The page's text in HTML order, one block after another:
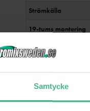
Samtycke
Strömkälla
19-tums montering
Mått (L x B x H)